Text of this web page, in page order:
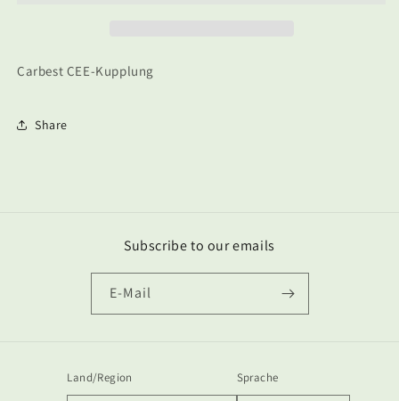
Carbest CEE-Kupplung
Share
Subscribe to our emails
E-Mail
Land/Region Sprache